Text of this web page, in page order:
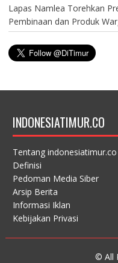
Lapas Namlea Torehkan
Pembinaan dan Produk
INDONESIATIMUR.CO
Tentang indonesiatimur.co
Definisi
Pedoman Media Siber
Arsip Berita
Informasi Iklan
Kebijakan Privasi
© All